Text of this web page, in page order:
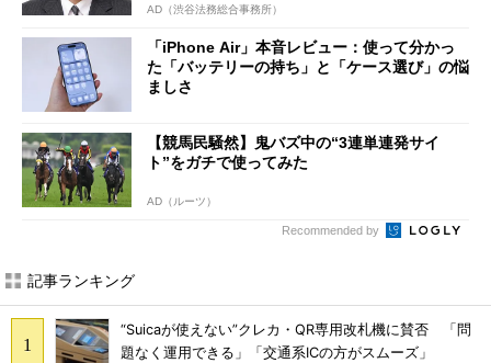
AD（渋谷法務総合事務所）
「iPhone Air」本音レビュー：使って分かっ
た「バッテリーの持ち」と「ケース選び」の悩
ましさ
【競馬民騒然】鬼バズ中の“3連単連発サイ
ト”をガチで使ってみた
AD（ルーツ）
Recommended by
記事ランキング
“Suicaが使えない”クレカ・QR専用改札機に賛否 「問
題なく運用できる」「交通系ICの方がスムーズ」